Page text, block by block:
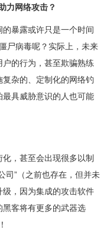
力网络攻击？
暴露或许只是一个时间
尸病毒呢？实际上，未来
的行为，甚至欺骗熟练
杂的、定制化的网络钓
具威胁意识的人也可能
，甚至会出现很多以制
司”（之前也存在，但并未
，因为集成的攻击软件
客将有更多的武器选